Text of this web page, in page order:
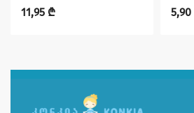
11,95 ₾
5,90